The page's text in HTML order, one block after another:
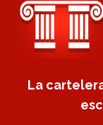
La